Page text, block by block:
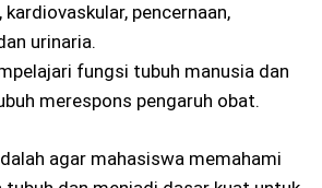
pencernaan,
urinaria.
fungsi tubuh manusia dan
merespons pengaruh obat.
agar mahasiswa memahami